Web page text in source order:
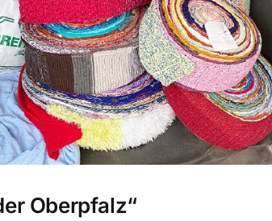
Oberpfalz“